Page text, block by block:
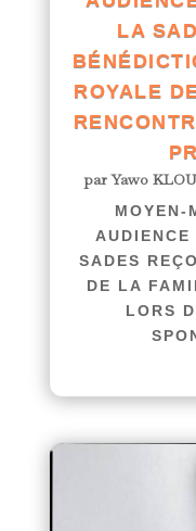
LA
ROYALE
parYawo
MOYEN-
SADES
DE LA
LORS